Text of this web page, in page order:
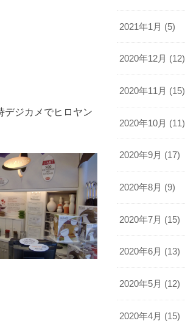
デジカメでヒロヤン
2021年1月 (5)
2020年12月 (12)
2020年11月 (15)
2020年10月 (11)
2020年9月 (17)
2020年8月 (9)
2020年7月 (15)
2020年6月 (13)
2020年5月 (12)
2020年4月 (15)